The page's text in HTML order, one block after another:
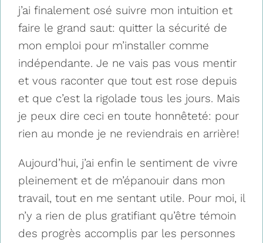
j’ai finalement osé suivre mon intuition et
faire le grand saut: quitter la sécurité de
mon emploi pour m’installer comme
indépendante. Je ne vais pas vous mentir
et vous raconter que tout est rose depuis
et que c’est la rigolade tous les jours. Mais
je peux dire ceci en toute honnêteté: pour
rien au monde je ne reviendrais en arrière!
Aujourd’hui, j’ai enfin le sentiment de vivre
pleinement et de m’épanouir dans mon
travail, tout en me sentant utile. Pour moi, il
n’y a rien de plus gratifiant qu’être témoin
des progrès accomplis par les personnes